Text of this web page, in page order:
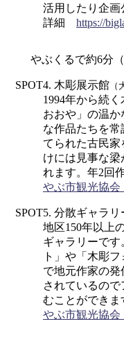
活用したり企画
詳細 https://
やぶくるで約6分
SPOT4. 木彫展示館（
1994年から続
おおや」の温
な作品たちを常
てられた古民家
けには見事な
れます。年2回
やぶ市観光協会
SPOT5. 分散ギャラ
地区150年以上
ギャラリーで
ト」や「木彫
で地元作家の
されているの
むことができま
やぶ市観光協会